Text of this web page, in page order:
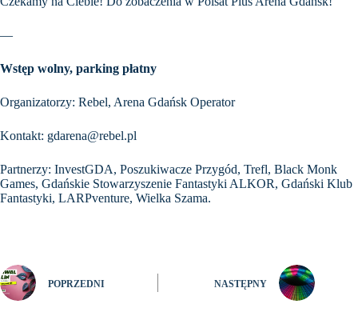
—
Wstęp wolny, parking płatny
Organizatorzy: Rebel, Arena Gdańsk Operator
Kontakt: gdarena@rebel.pl
Partnerzy: InvestGDA, Poszukiwacze Przygód, Trefl, Black Monk
Games, Gdańskie Stowarzyszenie Fantastyki ALKOR, Gdański Klub
Fantastyki, LARPventure, Wielka Szama.
POPRZEDNI NASTĘPNY